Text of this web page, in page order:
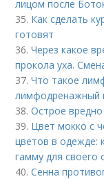
лицом после
35. Как сделать
готовят
36.Через какое
прокола уха.
37.Что такое
лимфодренажный
38.Острое
39. Цвет мокко с
цветов в одежде:
гамму для своего
40.Сенна